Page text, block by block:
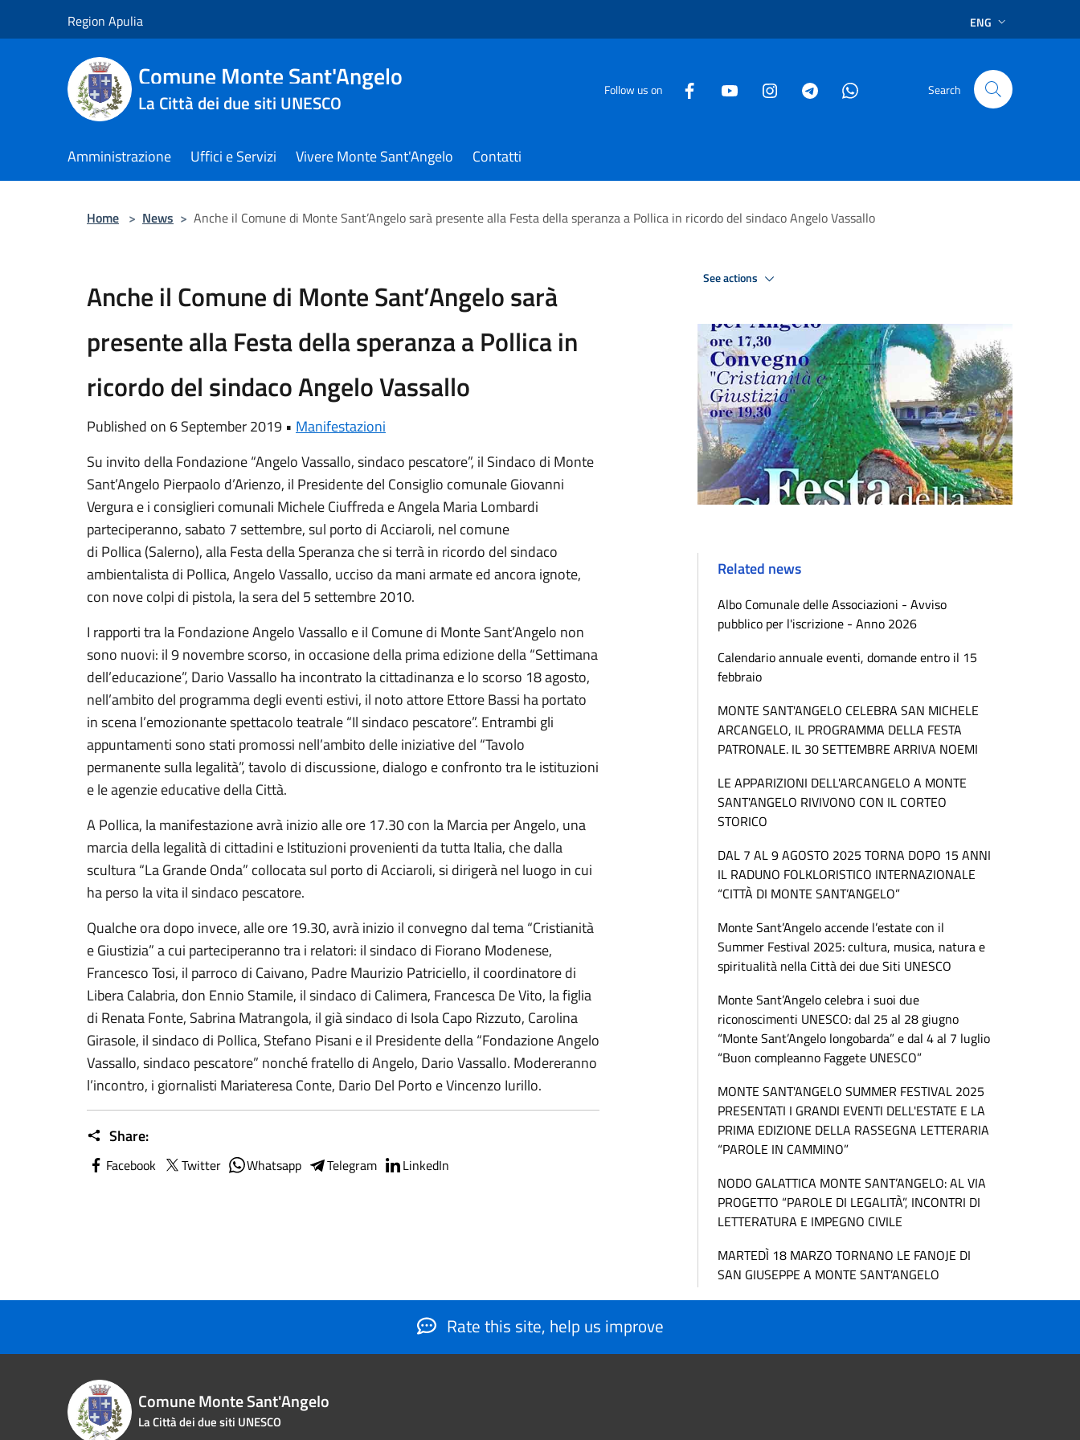
Region Apulia ENG
Comune Monte Sant'Angelo
La Città dei due siti UNESCO
Follow us on Search
Amministrazione Uffici e Servizi Vivere Monte Sant'Angelo Contatti
Home > News > Anche il Comune di Monte Sant’Angelo sarà presente alla Festa della speranza a Pollica in ricordo del sindaco Angelo Vassallo
Anche il Comune di Monte Sant’Angelo sarà
presente alla Festa della speranza a Pollica in
ricordo del sindaco Angelo Vassallo
Published on 6 September 2019 • Manifestazioni
Su invito della Fondazione “Angelo Vassallo, sindaco pescatore”, il Sindaco di Monte
Sant’Angelo Pierpaolo d’Arienzo, il Presidente del Consiglio comunale Giovanni
Vergura e i consiglieri comunali Michele Ciuffreda e Angela Maria Lombardi
parteciperanno, sabato 7 settembre, sul porto di Acciaroli, nel comune
di Pollica (Salerno), alla Festa della Speranza che si terrà in ricordo del sindaco
ambientalista di Pollica, Angelo Vassallo, ucciso da mani armate ed ancora ignote,
con nove colpi di pistola, la sera del 5 settembre 2010.
I rapporti tra la Fondazione Angelo Vassallo e il Comune di Monte Sant’Angelo non
sono nuovi: il 9 novembre scorso, in occasione della prima edizione della “Settimana
dell’educazione”, Dario Vassallo ha incontrato la cittadinanza e lo scorso 18 agosto,
nell’ambito del programma degli eventi estivi, il noto attore Ettore Bassi ha portato
in scena l’emozionante spettacolo teatrale “Il sindaco pescatore”. Entrambi gli
appuntamenti sono stati promossi nell’ambito delle iniziative del “Tavolo
permanente sulla legalità”, tavolo di discussione, dialogo e confronto tra le istituzioni
e le agenzie educative della Città.
A Pollica, la manifestazione avrà inizio alle ore 17.30 con la Marcia per Angelo, una
marcia della legalità di cittadini e Istituzioni provenienti da tutta Italia, che dalla
scultura “La Grande Onda” collocata sul porto di Acciaroli, si dirigerà nel luogo in cui
ha perso la vita il sindaco pescatore.
Qualche ora dopo invece, alle ore 19.30, avrà inizio il convegno dal tema “Cristianità
e Giustizia” a cui parteciperanno tra i relatori: il sindaco di Fiorano Modenese,
Francesco Tosi, il parroco di Caivano, Padre Maurizio Patriciello, il coordinatore di
Libera Calabria, don Ennio Stamile, il sindaco di Calimera, Francesca De Vito, la figlia
di Renata Fonte, Sabrina Matrangola, il già sindaco di Isola Capo Rizzuto, Carolina
Girasole, il sindaco di Pollica, Stefano Pisani e il Presidente della “Fondazione Angelo
Vassallo, sindaco pescatore” nonché fratello di Angelo, Dario Vassallo. Modereranno
l’incontro, i giornalisti Mariateresa Conte, Dario Del Porto e Vincenzo Iurillo.
Share:
Facebook Twitter Whatsapp Telegram LinkedIn
See actions
Related news
Albo Comunale delle Associazioni - Avviso
pubblico per l'iscrizione - Anno 2026
Calendario annuale eventi, domande entro il 15
febbraio
MONTE SANT'ANGELO CELEBRA SAN MICHELE
ARCANGELO, IL PROGRAMMA DELLA FESTA
PATRONALE. IL 30 SETTEMBRE ARRIVA NOEMI
LE APPARIZIONI DELL'ARCANGELO A MONTE
SANT'ANGELO RIVIVONO CON IL CORTEO
STORICO
DAL 7 AL 9 AGOSTO 2025 TORNA DOPO 15 ANNI
IL RADUNO FOLKLORISTICO INTERNAZIONALE
“CITTÀ DI MONTE SANT’ANGELO”
Monte Sant’Angelo accende l’estate con il
Summer Festival 2025: cultura, musica, natura e
spiritualità nella Città dei due Siti UNESCO
Monte Sant’Angelo celebra i suoi due
riconoscimenti UNESCO: dal 25 al 28 giugno
“Monte Sant’Angelo longobarda” e dal 4 al 7 luglio
“Buon compleanno Faggete UNESCO”
MONTE SANT'ANGELO SUMMER FESTIVAL 2025
PRESENTATI I GRANDI EVENTI DELL'ESTATE E LA
PRIMA EDIZIONE DELLA RASSEGNA LETTERARIA
“PAROLE IN CAMMINO”
NODO GALATTICA MONTE SANT’ANGELO: AL VIA
PROGETTO “PAROLE DI LEGALITÀ”, INCONTRI DI
LETTERATURA E IMPEGNO CIVILE
MARTEDÌ 18 MARZO TORNANO LE FANOJE DI
SAN GIUSEPPE A MONTE SANT’ANGELO
Rate this site, help us improve
Comune Monte Sant'Angelo
La Città dei due siti UNESCO